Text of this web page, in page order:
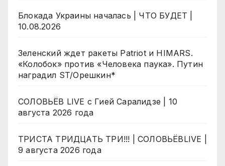
Блокада Украины началась | ЧТО БУДЕТ |
10.08.2026
Зеленский ждет ракеты Patriot и HIMARS.
«Колобок» против «Человека паука». Путин
наградил ST/Орешкин*
СОЛОВЬЁВ LIVE с Гией Саралидзе | 10
августа 2026 года
ТРИСТА ТРИДЦАТЬ ТРИ!!! | СОЛОВЬЁВLIVE |
9 августа 2026 года